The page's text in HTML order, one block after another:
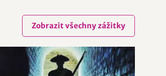
Zobrazit všechny zážitky